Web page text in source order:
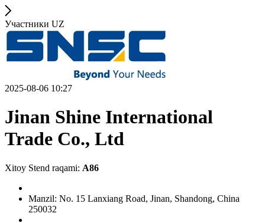
Участники UZ
2025-08-06 10:27
Jinan Shine International
Trade Co., Ltd
Xitoy Stend raqami: A86
Manzil: No. 15 Lanxiang Road, Jinan, Shandong, China
250032